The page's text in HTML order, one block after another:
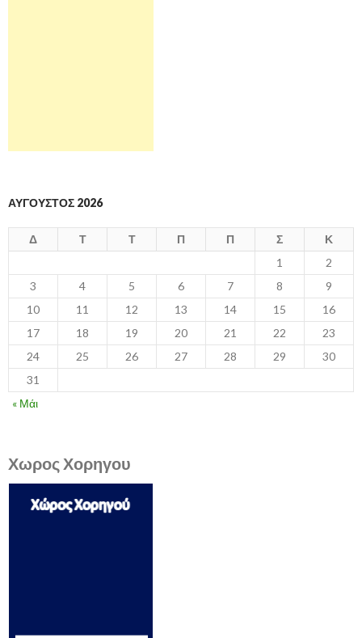
ΑΎΓΟΥΣΤΟΣ 2026
Δ Τ Τ Π Π Σ
Κ
1
2
3
4 5 6 7 8
9
10
11 12 13 14 15
16
17
18 19 20 21 22
23
24
25 26 27 28 29
30
31
« Μάι
Χωρος Χορηγου